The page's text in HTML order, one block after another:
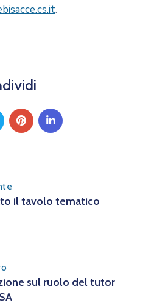
.
il tavolo tematico
sul ruolo del tutor